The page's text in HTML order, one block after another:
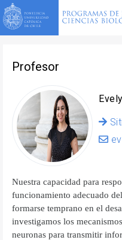
Profesor
Nuestra capacidad para
funcionamiento adecuado
formarse temprano en el
investigamos los
neuronas para transmitir